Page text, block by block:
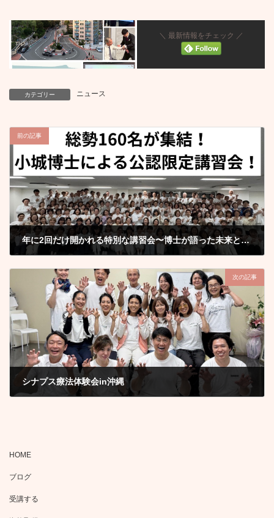
＼ 最新情報をチェック ／
カテゴリー ニュース
前の記事
年に2回だけ開かれる特別な講習会〜博士が語った未来と本物の技術〜
次の記事
シナプス療法体験会in沖縄
HOME
ブログ
受講する